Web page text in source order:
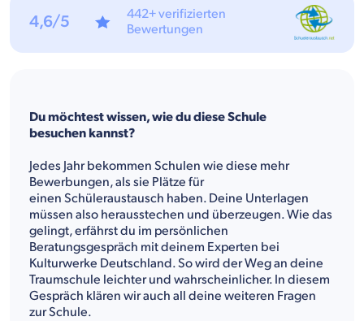
Du möchtest wissen, wie du diese Schule
besuchen kannst?
Jedes Jahr bekommen Schulen wie diese mehr
Bewerbungen, als sie Plätze für
einen Schüleraustausch haben. Deine Unterlagen
müssen also herausstechen und überzeugen. Wie das
gelingt, erfährst du im persönlichen
Beratungsgespräch mit deinem Experten bei
Kulturwerke Deutschland. So wird der Weg an deine
Traumschule leichter und wahrscheinlicher. In diesem
Gespräch klären wir auch all deine weiteren Fragen
zur Schule.
4,6/5
442+ verifizierten
Bewertungen